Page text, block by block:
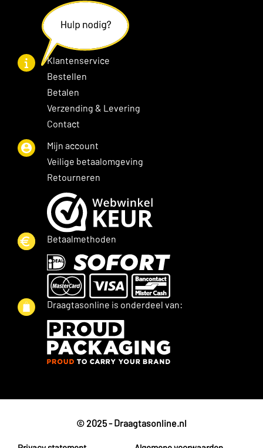
Klantenservice
Bestellen
Betalen
Verzending & Levering
Contact
Mijn account
Veilige betaalomgeving
Retourneren
Betaalmethoden
Draagtasonline is onderdeel van:
© 2025 - Draagtasonline.nl